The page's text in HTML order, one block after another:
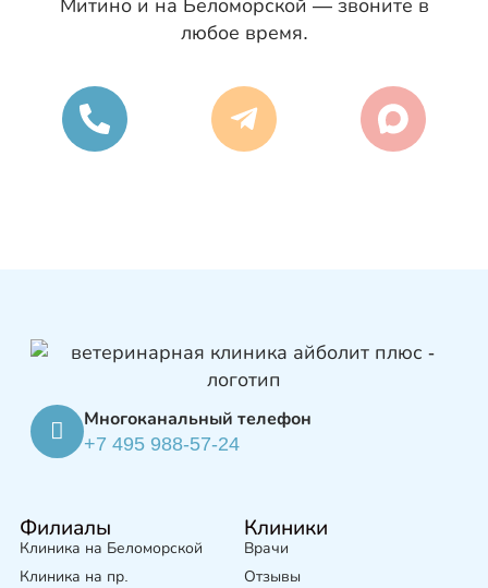
Митино и на Беломорской — звоните в
любое время.
Многоканальный телефон
+7 495 988-57-24
Филиалы
Клиника на Беломорской
Клиника на пр.
Клиники
Врачи
Отзывы